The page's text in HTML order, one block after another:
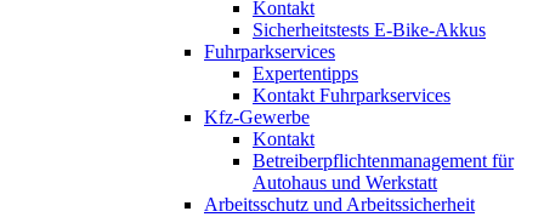
Kontakt
Sicherheitstests E-Bike-Akkus
Fuhrparkservices
Expertentipps
Kontakt Fuhrparkservices
Kfz-Gewerbe
Kontakt
Betreiberpflichtenmanagement für
Autohaus und Werkstatt
Arbeitsschutz und Arbeitssicherheit